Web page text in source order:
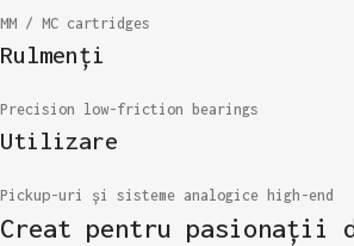
MM / MC cartridges
Rulmenți
Precision low-friction bearings
Utilizare
Pickup-uri și sisteme analogice high-end
Creat pentru pasionații